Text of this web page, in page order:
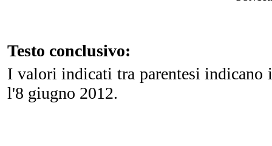
Testo conclusivo:
I valori indicati tra parentesi
l'8 giugno 2012.